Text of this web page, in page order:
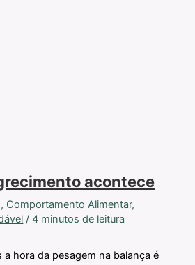
acontece
, Comportamento Alimentar,
/4 minutos de leitura
a hora da pesagem na balança é